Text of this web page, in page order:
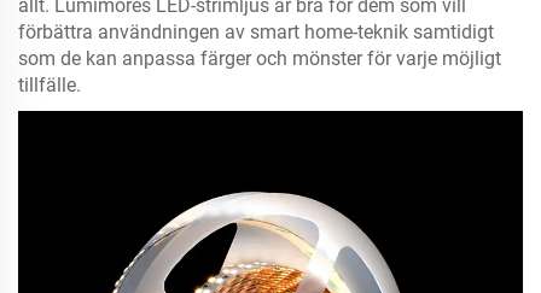
allt. Lumimores LED-strimljus är bra för dem som vill
förbättra användningen av smart home-teknik samtidigt
som de kan anpassa färger och mönster för varje möjligt
tillfälle.